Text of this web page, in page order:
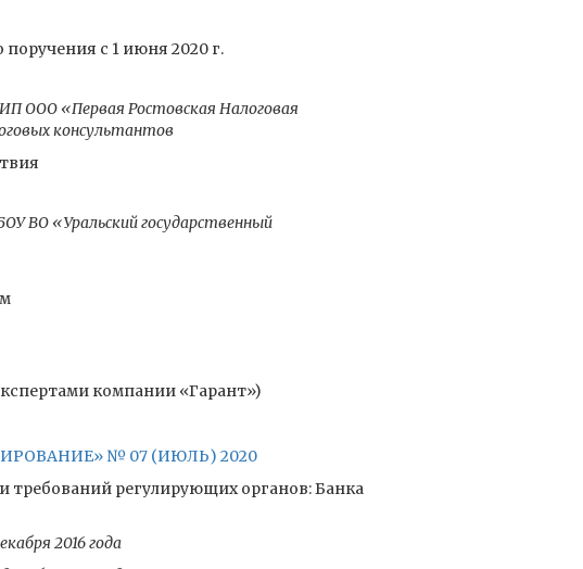
с 1 июня 2020 г.
ООО «Первая Ростовская Налоговая
консультантов
ВО «Уральский государственный
компании «Гарант»)
№ 07 (ИЮЛЬ) 2020
требований регулирующих органов: Банка
2016 года